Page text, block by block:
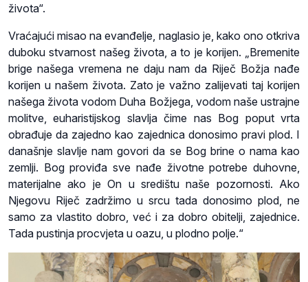
života“.
Vraćajući misao na evanđelje, naglasio je, kako ono otkriva
duboku stvarnost našeg života, a to je korijen. „Bremenite
brige našega vremena ne daju nam da Riječ Božja nađe
korijen u našem života. Zato je važno zalijevati taj korijen
našega života vodom Duha Božjega, vodom naše ustrajne
molitve, euharistijskog slavlja čime nas Bog poput vrta
obrađuje da zajedno kao zajednica donosimo pravi plod. I
današnje slavlje nam govori da se Bog brine o nama kao
zemlji. Bog proviđa sve nađe životne potrebe duhovne,
materijalne ako je On u središtu naše pozornosti. Ako
Njegovu Riječ zadržimo u srcu tada donosimo plod, ne
samo za vlastito dobro, već i za dobro obitelji, zajednice.
Tada pustinja procvjeta u oazu, u plodno polje.“